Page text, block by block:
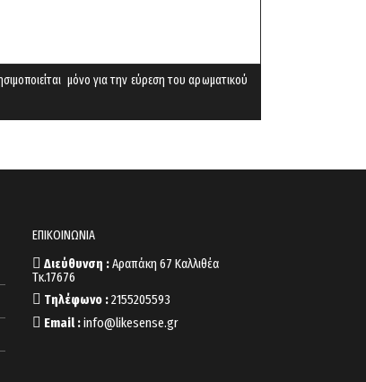
μόνο για την εύρεση του αρωματικού
ΕΠΙΚΟΙΝΩΝΙΑ
Διεύθυνση :Αραπάκη 67 Καλλιθέα
Τκ.17676
Τηλέφωνο :2155205593
Email :info@likesense.gr